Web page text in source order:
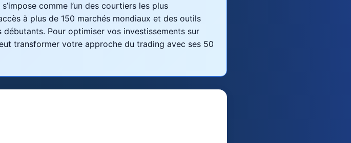
comme l’un des courtiers les plus
à plus de 150 marchés mondiaux et des outils
Pour optimiser vos investissements sur
transformer votre approche du trading avec ses 50